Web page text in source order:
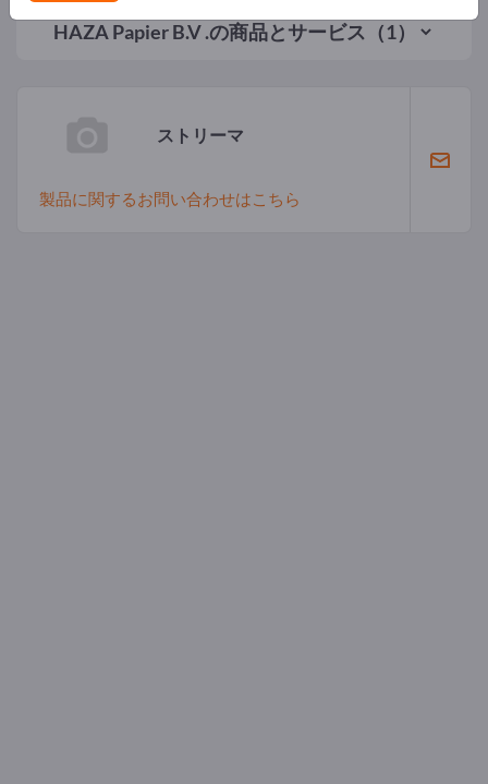
HAZA Papier B.V .の商品とサービス（1）
ストリーマ
製品に関するお問い合わせはこちら